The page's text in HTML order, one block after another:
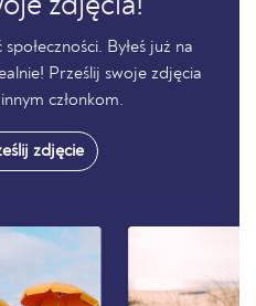
zdjęcia!
Byłeś już na
Prześlij swoje zdjęcia
członkom.
zdjęcie